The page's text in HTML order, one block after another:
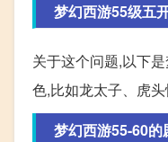
梦幻西游55级五
关于这个问题,以下
色,比如龙太子、虎头
梦幻西游55-60